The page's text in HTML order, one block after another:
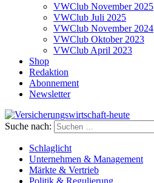
VWClub November 2025
VWClub Juli 2025
VWClub November 2024
VWClub Oktober 2023
VWClub April 2023
Shop
Redaktion
Abonnement
Newsletter
Versicherungswirtschaft-heute
Suche nach:
Schlaglicht
Unternehmen & Management
Märkte & Vertrieb
Politik & Regulierung